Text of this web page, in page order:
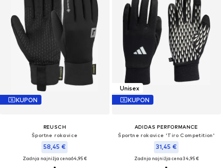
KUPON
REUSCH
Športne rokavice
58,45 €
Zadnja najnižja cena64,95 €
Unisex
KUPON
ADIDAS PERFORMANCE
Športne rokavice 'Tiro Competition'
31,45 €
Zadnja najnižja cena34,95 €